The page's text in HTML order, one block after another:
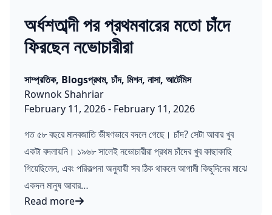
অর্ধশতাব্দী পর প্রথমবারের মতো চাঁদে
ফিরছেন নভোচারীরা
Posted in
সাম্প্রতিক, BlogsTags:
প্রথম, চাঁদ, মিশন, নাসা, আর্টেমিস
Posted by
Rownok Shahriar
Published on:
February 11, 2026- Last updated on:
February 11, 2026
গত ৫৮ বছরে মানবজাতি ভীষণভাবে বদলে গেছে। চাঁদ? সেটা আবার খুব
একটা বদলায়নি। ১৯৬৮ সালেই নভোচারীরা প্রথম চাঁদের খুব কাছাকাছি
গিয়েছিলেন, এবং পরিকল্পনা অনুযায়ী সব ঠিক থাকলে আগামী কিছুদিনের মাঝে
একদল মানুষ আবার…
Read more
অর্ধশতাব্দী পর প্রথমবারের মতো চাঁদে ফিরছেন নভোচারীরা